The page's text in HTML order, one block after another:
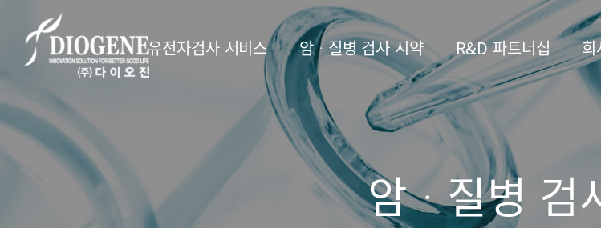
유전자검사 서비스 암ᆞ질병 검사 시약 R&D 파트너십 회
암ᆞ질병 검